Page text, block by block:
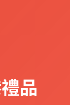
層的聯
僅可以印
和宣傳自